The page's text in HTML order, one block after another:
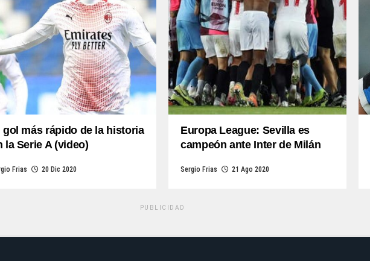
gol más rápido de la historia
la Serie A (video)
Frias 20 Dic 2020
Europa League: Sevilla es
campeón ante Inter de Milán
Sergio Frias 21 Ago 2020
PUBLICIDAD